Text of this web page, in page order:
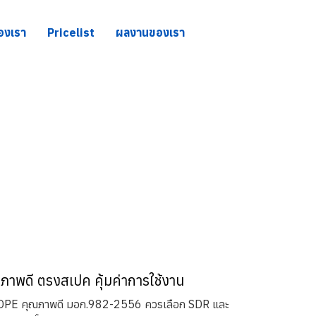
เรา Pricelist ผลงานของเรา
าพดี ตรงสเปค คุ้มค่าการใช้งาน
คุณภาพดี มอก.982-2556 ควรเลือก SDR และ